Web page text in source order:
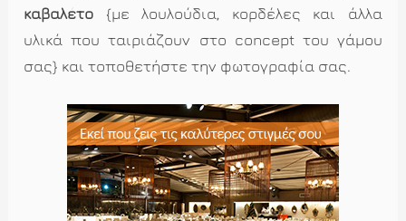
καβαλέτο {με λουλούδια, κορδέλες και άλλα
υλικά που ταιριάζουν στο concept του γάμου
σας} και τοποθετήστε την φωτογραφία σας.